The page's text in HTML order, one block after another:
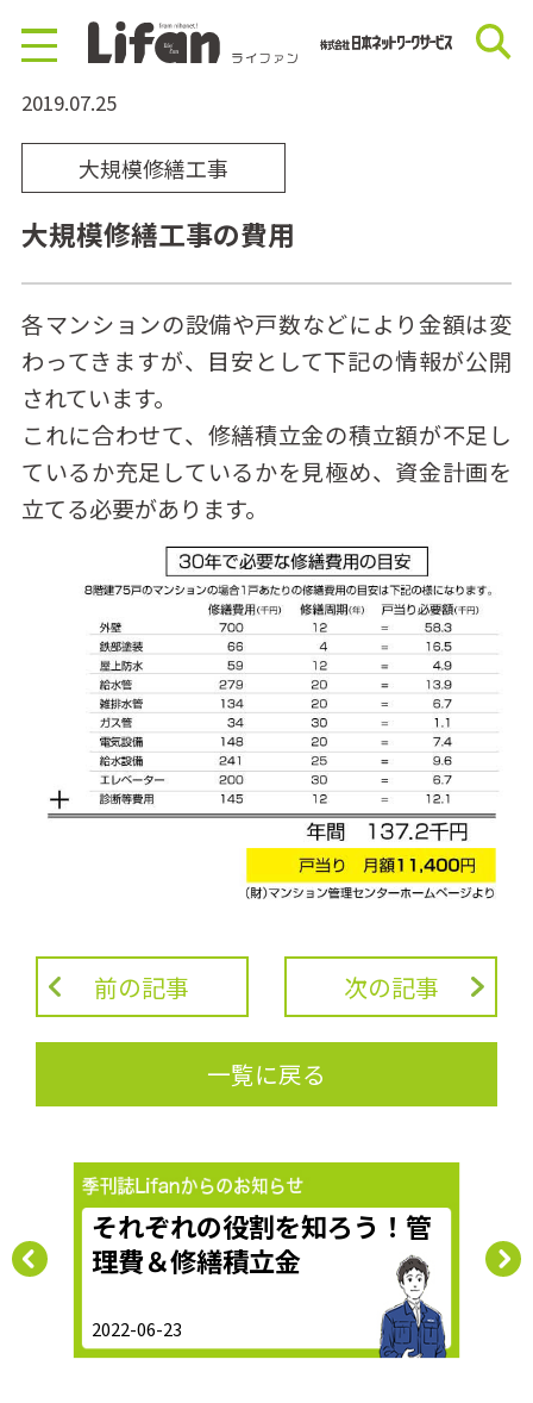
2019.07.25
大規模修繕工事
大規模修繕工事の費用
各マンションの設備や戸数などにより金額は変
わってきますが、目安として下記の情報が公開
されています。
これに合わせて、修繕積立金の積立額が不足し
ているか充足しているかを見極め、資金計画を
立てる必要があります。
前の記事 次の記事
一覧に戻る
それぞれの役割を知ろう！管
理費＆修繕積立金
2022-06-23